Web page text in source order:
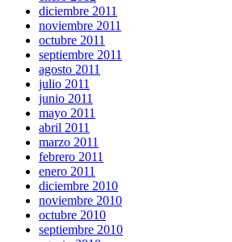
diciembre 2011
noviembre 2011
octubre 2011
septiembre 2011
agosto 2011
julio 2011
junio 2011
mayo 2011
abril 2011
marzo 2011
febrero 2011
enero 2011
diciembre 2010
noviembre 2010
octubre 2010
septiembre 2010